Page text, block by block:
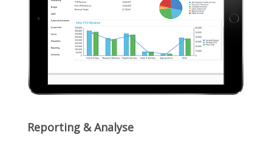
Reporting & Analyse